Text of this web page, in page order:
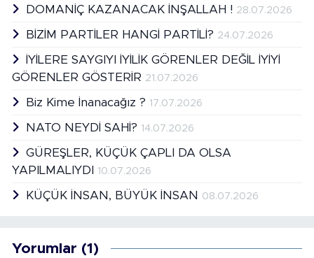
DOMANİÇ KAZANACAK İNŞALLAH ! 28.07.2026
BİZİM PARTİLER HANGİ PARTİLİ? 24.07.2026
İYİLERE SAYGIYI İYİLİK GÖRENLER DEĞİL İYİYİ
GÖRENLER GÖSTERİR 21.07.2026
Biz Kime İnanacağız ? 17.07.2026
NATO NEYDİ SAHİ? 14.07.2026
GÜREŞLER, KÜÇÜK ÇAPLI DA OLSA
YAPILMALIYDI
10.07.2026
KÜÇÜK İNSAN, BÜYÜK İNSAN 08.07.2026
Yorumlar (1)